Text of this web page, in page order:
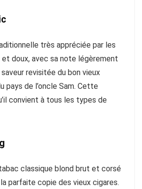
très appréciée par les
et doux, avec sa note légèrement
revisitée du bon vieux
pays de l’oncle Sam. Cette
convient à tous les types de
classique blond brut et corsé
parfaite copie des vieux cigares.